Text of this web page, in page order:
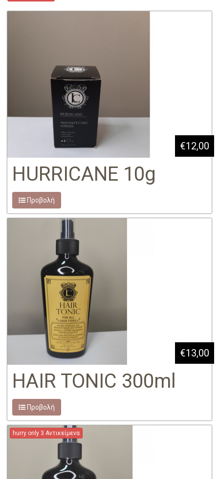
HURRICANE 10g
€12,00
Προβολή
HAIR TONIC 300ml
€13,00
Προβολή
hurry only 3 Αντικείμενα